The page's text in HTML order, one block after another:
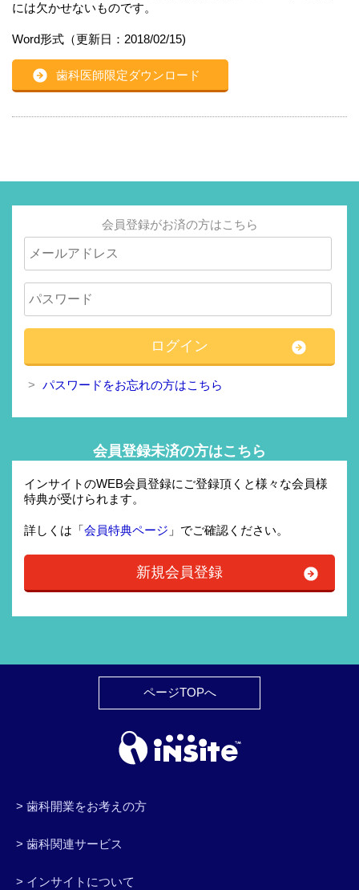
には欠かせないものです。
Word形式（更新日：2018/02/15)
歯科医師限定ダウンロード
会員登録がお済の方はこちら
パスワードをお忘れの方はこちら
会員登録未済の方はこちら
インサイトのWEB会員登録にご登録頂くと様々な会員様
特典が受けられます。
詳しくは「会員特典ページ 」でご確認ください。
新規会員登録
ページTOPへ
歯科開業をお考えの方
歯科開業について
歯科開業セミナー
歯科向け物件情報
歯科開業トピックス
歯科医院開業事例
歯科業者一括デモ
歯科関連サービス
歯科関連サービスTOP
開業コンサルティング
開業候補地の診療圏分析
クレジット決済サービス
デンタルポンタ
特典満載の会員登録
インサイトについて